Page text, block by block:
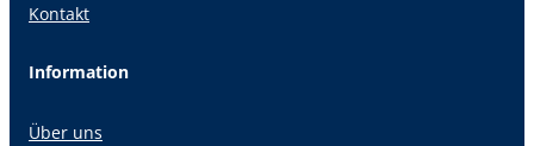
Kontakt
Information
Über uns